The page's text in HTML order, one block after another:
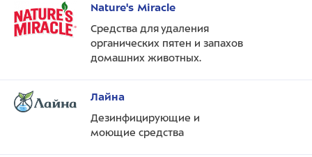
Nature's Miracle
Средства для удаления
органических пятен и запахов
домашних животных.
Лайна
Дезинфицирующие и
моющие средства